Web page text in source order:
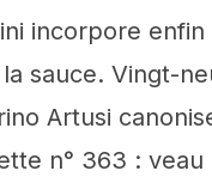
incorpore enfin
sauce. Vingt-
Artusi
n° 363 :